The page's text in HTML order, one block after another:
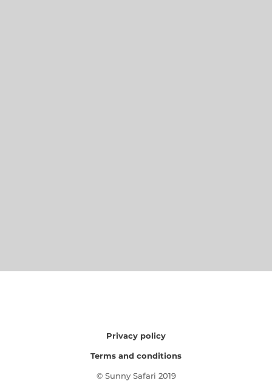
Privacy policy
Terms and conditions
© Sunny Safari 2019